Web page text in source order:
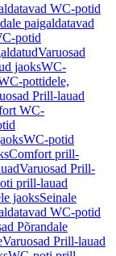
WC-potid
paigaldatavad
potid
Varuosad
jaoksWC-
pottidele,
Prill-lauad
WC-
WC-potid
Comfort prill-
Varuosad Prill-
prill-lauad
jaoksSeinale
WC-potid
Põrandale
Varuosad Prill-lauad